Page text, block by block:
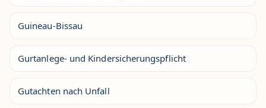
Guineau-Bissau
Gurtanlege- und Kindersicherungspflicht
Gutachten nach Unfall